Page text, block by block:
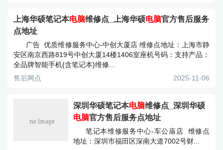
上海华硕笔记本电脑维修点_上海华硕电脑官方售后服务
点地址
广告 优质维修服务中心-中创大厦店 维修点地址：上海市静
安区南京西路819号中创大厦14楼1406室座机号码：支持产品：
全品牌智能手机{含笔记本}维修...
售后网点
2025-11-06
深圳华硕笔记本电脑维修点_深圳华硕
电脑官方售后服务点地址
笔记本维修服务中心-车公庙店 维修点
地址：深圳市福田区深南大道7002号财...